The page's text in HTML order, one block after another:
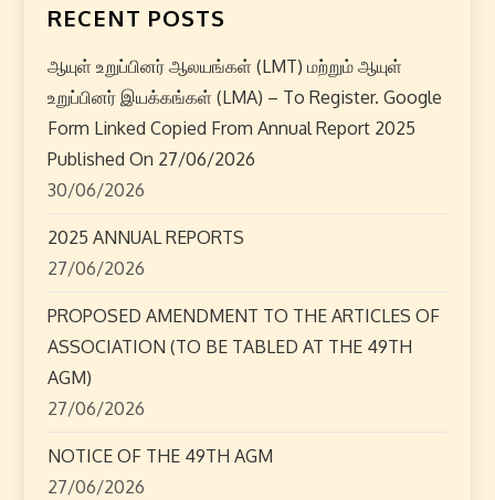
n
a
v
i
g
a
t
i
o
n
RECENT POSTS
ஆயுள் உறுப்பினர் ஆலயங்கள் (LMT) மற்றும் ஆயுள்
உறுப்பினர் இயக்கங்கள் (LMA) – To Register. Google
Form Linked Copied From Annual Report 2025
Published On 27/06/2026
30/06/2026
2025 ANNUAL REPORTS
27/06/2026
PROPOSED AMENDMENT TO THE ARTICLES OF
ASSOCIATION (TO BE TABLED AT THE 49TH
AGM)
27/06/2026
NOTICE OF THE 49TH AGM
27/06/2026